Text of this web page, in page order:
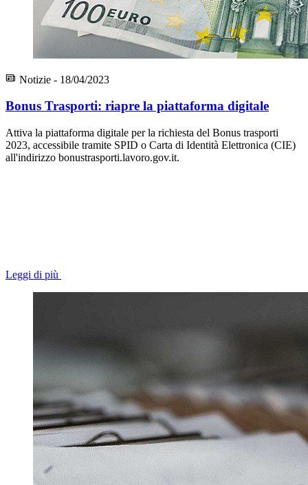
Notizie - 18/04/2023
Bonus Trasporti: riapre la piattaforma digitale
Attiva la piattaforma digitale per la richiesta del Bonus trasporti
2023, accessibile tramite SPID o Carta di Identità Elettronica (CIE)
all'indirizzo bonustrasporti.lavoro.gov.it.
Leggi di più